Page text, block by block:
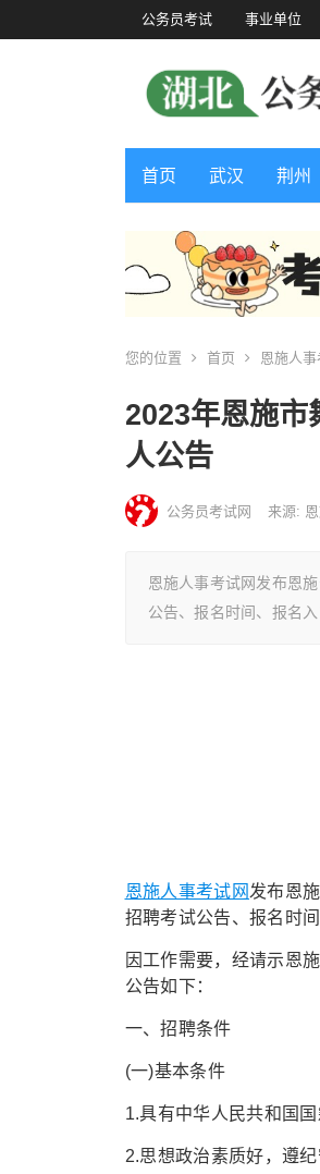
公务员考试 事业单位
首页 武汉 荆州
您的位置 首页 恩施人事
2023年恩施市
人公告
公务员考试网 来源:
恩施人事考试网发布恩
公告、报名时间、报名
恩施人事考试网 发布恩施
招聘考试公告、报名时
因工作需要，经请示恩
公告如下：
一、招聘条件
(一)基本条件
1.具有中华人民共和国国
2.思想政治素质好，遵纪